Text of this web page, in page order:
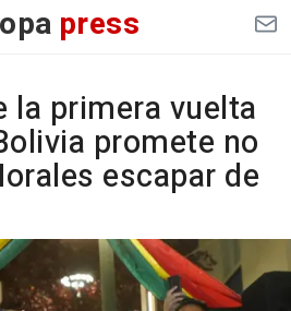
press
la primera vuelta
promete no
escapar de